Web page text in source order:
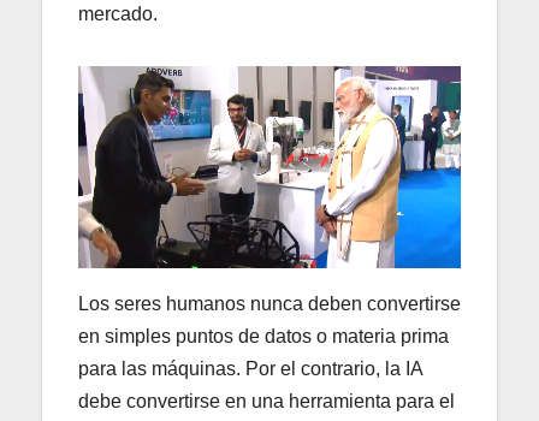
mercado.
Los seres humanos nunca deben convertirse
en simples puntos de datos o materia prima
para las máquinas. Por el contrario, la IA
debe convertirse en una herramienta para el